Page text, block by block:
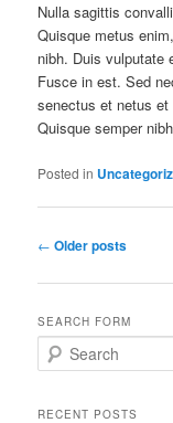
Nulla sagittis
Quisque metus
nibh. Duis vulputate
Fusce in est. Sed
senectus et netus
Quisque semper
Posted in
Post
← Older posts
SEARCH FORM
e
rRECENT POSTS